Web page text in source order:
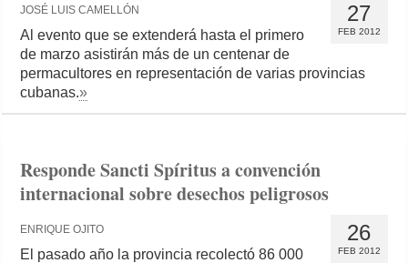
27
FEB 2012
JOSÉ LUIS CAMELLÓN
Al evento que se extenderá hasta el primero
de marzo asistirán más de un centenar de
permacultores en representación de varias provincias
cubanas.»
Responde Sancti Spíritus a convención
internacional sobre desechos peligrosos
26
FEB 2012
ENRIQUE OJITO
El pasado año la provincia recolectó 86 000